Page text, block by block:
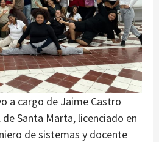
a cargo de Jaime Castro
Santa Marta, licenciado en
de sistemas y docente